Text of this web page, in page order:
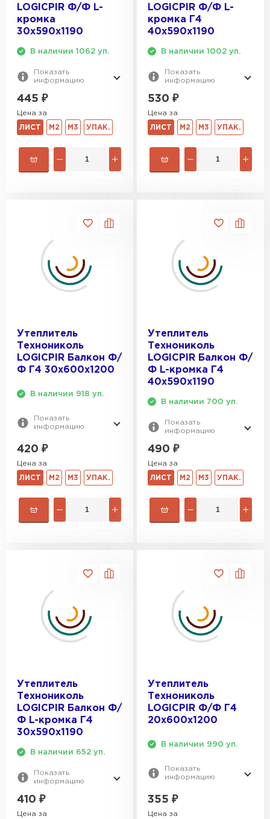
LOGICPIR Ф/Ф L-
кромка
30х590х1190
В наличии 1062 уп.
Показать
информацию
445 ₽
Цена за
ЛИСТ М2 М3 УПАК.
LOGICPIR Ф/Ф L-
кромка Г4
40х590х1190
В наличии 1002 уп.
Показать
информацию
530 ₽
Цена за
ЛИСТ М2 М3 УПАК.
Утеплитель
Технониколь
LOGICPIR Балкон Ф/
Ф Г4 30x600x1200
В наличии 918 уп.
Показать
информацию
420 ₽
Цена за
ЛИСТ М2 М3 УПАК.
Утеплитель
Технониколь
LOGICPIR Балкон Ф/
Ф L-кромка Г4
40х590х1190
В наличии 700 уп.
Показать
информацию
490 ₽
Цена за
ЛИСТ М2 М3 УПАК.
Утеплитель
Технониколь
LOGICPIR Балкон Ф/
Ф L-кромка Г4
30х590х1190
В наличии 652 уп.
Показать
информацию
410 ₽
Цена за
Утеплитель
Технониколь
LOGICPIR Ф/Ф Г4
20x600x1200
В наличии 990 уп.
Показать
информацию
355 ₽
Цена за